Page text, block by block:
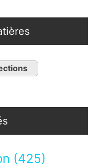
(425)